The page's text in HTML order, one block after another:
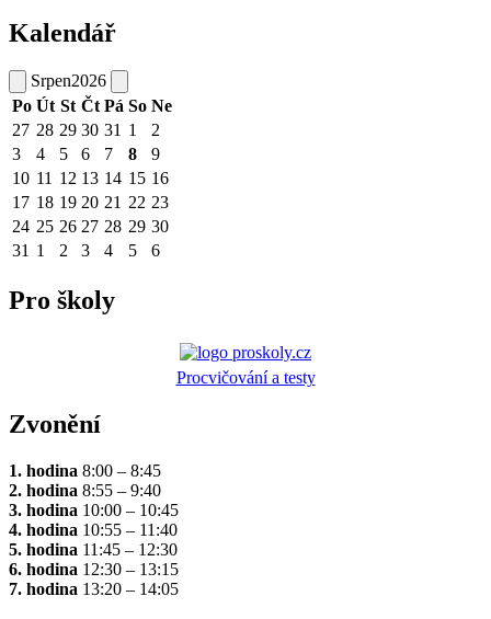
Kalendář
Srpen2026
Po Út St Čt Pá So Ne
27 28 29 30 31 1
2
3
4 5 6 7 8
9
10 11 12 13 14 15 16
17 18 19 20 21 22 23
24 25 26 27 28 29 30
31 1 2 3 4 5 6
Pro školy
Procvičování a testy
Zvonění
1. hodina 8:00 – 8:45
2. hodina 8:55 – 9:40
3. hodina 10:00 – 10:45
4. hodina 10:55 – 11:40
5. hodina 11:45 – 12:30
6. hodina 12:30 – 13:15
7. hodina 13:20 – 14:05